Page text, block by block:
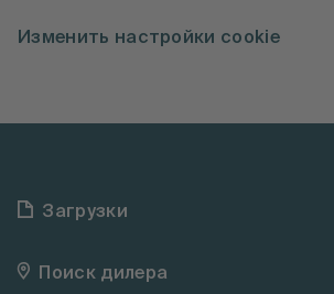
Изменить настройки cookie
Загрузки
Поиск дилера